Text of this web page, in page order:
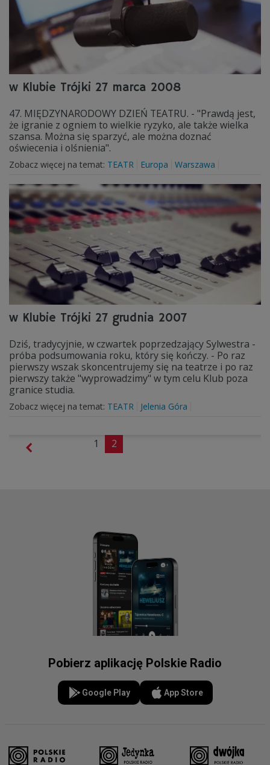
w Klubie Trójki 27 marca 2008
47. MIĘDZYNARODOWY DZIEŃ TEATRU. - "Prawdą jest,
że igranie z ogniem to wielkie ryzyko, ale także wielka
szansa. Można się sparzyć, ale można doznać
oświecenia i olśnienia".
Zobacz więcej na temat: TEATR Europa Warszawa
w Klubie Trójki 27 grudnia 2007
Dziś, tradycyjnie, w czwartek poprzedzający Sylwestra -
próba podsumowania roku, który się kończy. - Po raz
pierwszy wszak skoncentrujemy się na teatrze i po raz
pierwszy także "wyprowadzimy" w tym celu Klub poza
granice studia.
Zobacz więcej na temat: TEATR Jelenia Góra
1 2
Pobierz aplikację Polskie Radio
Google Play App Store